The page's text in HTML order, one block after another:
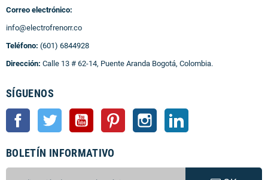
Correo electrónico:
info@electrofrenorr.co
Teléfono: (601) 6844928
Dirección: Calle 13 # 62-14, Puente Aranda Bogotá, Colombia.
SÍGUENOS
Facebook Twitter YouTube Pinterest Instagram
BOLETÍN INFORMATIVO